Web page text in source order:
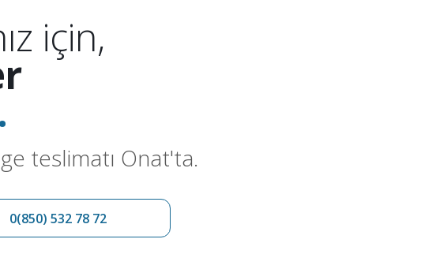
için,
teslimatı Onat'ta.
0(850) 532 78 72